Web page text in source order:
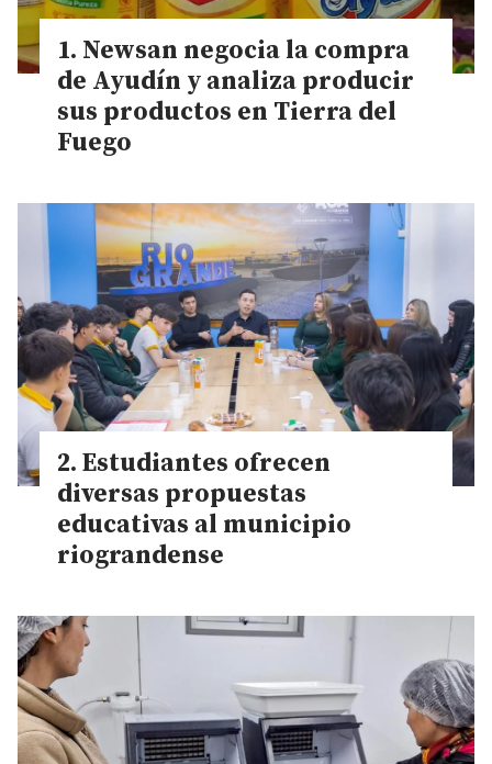
Newsan negocia la compra
de Ayudín y analiza producir
sus productos en Tierra del
Fuego
Estudiantes ofrecen
diversas propuestas
educativas al municipio
riograndense